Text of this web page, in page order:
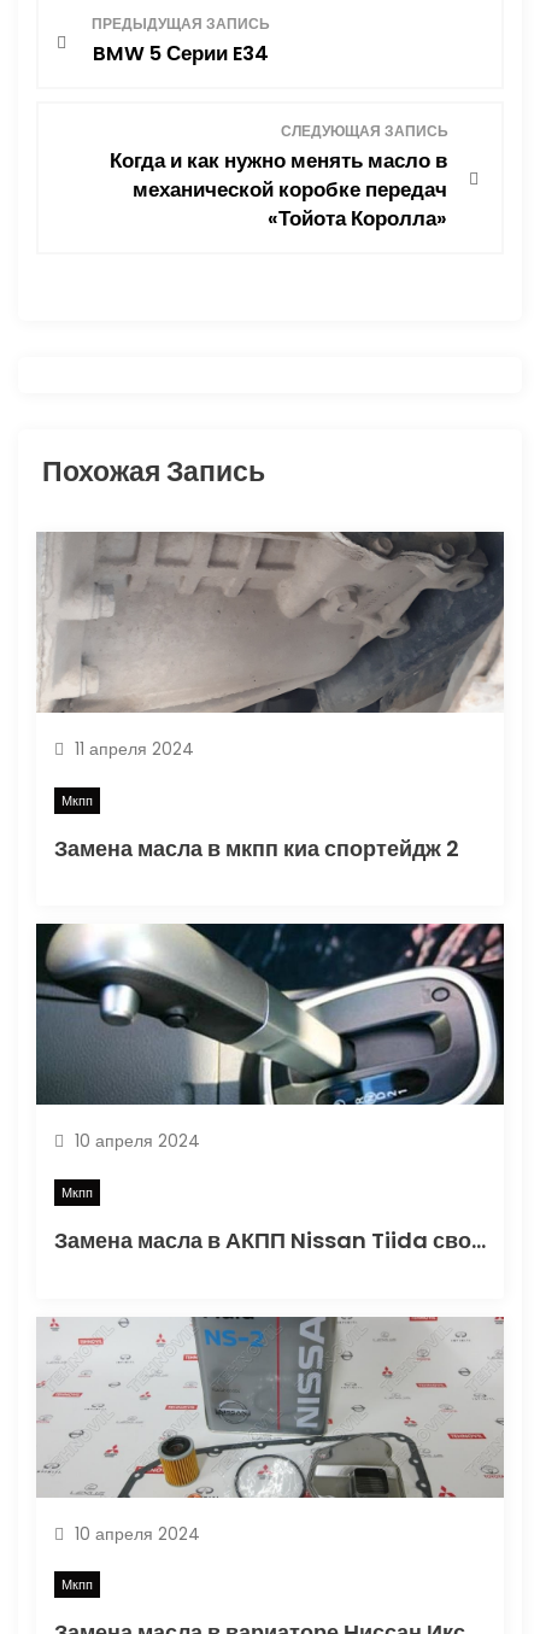
я
о
з
а
п
и
м
ПРЕДЫДУЩАЯ ЗАПИСЬ
BMW 5 Серии E34
СЛЕДУЮЩАЯ ЗАПИСЬ
Когда и как нужно менять масло в
механической коробке передач
«Тойота Королла»
Похожая Запись
11 апреля 2024
Мкпп
Замена масла в мкпп киа спортейдж 2
10 апреля 2024
Мкпп
Замена масла в АКПП Nissan Tiida своими руками: выбор смазки и необходимый объем
10 апреля 2024
Мкпп